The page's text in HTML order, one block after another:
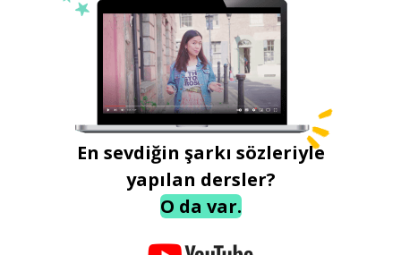
En sevdiğin şarkı sözleriyle
yapılan dersler?
O da var.